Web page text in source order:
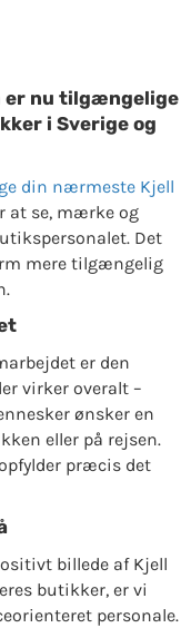
er nu tilgængelige
i Sverige og
din nærmeste Kjell
at se, mærke og
Det
mere tilgængelig
er den
virker overalt –
ønsker en
eller på rejsen.
præcis det
billede af Kjell
butikker, er vi
personale.